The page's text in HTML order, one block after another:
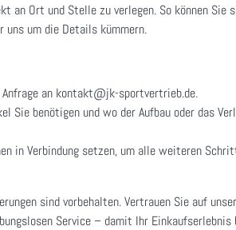
an Ort und Stelle zu verlegen. So können Sie
uns um die Details kümmern.
Anfrage an kontakt@jk-sportvertrieb.de.
Sie benötigen und wo der Aufbau oder das
in Verbindung setzen, um alle weiteren
sind vorbehalten. Vertrauen Sie auf
Service – damit Ihr Einkaufserlebnis